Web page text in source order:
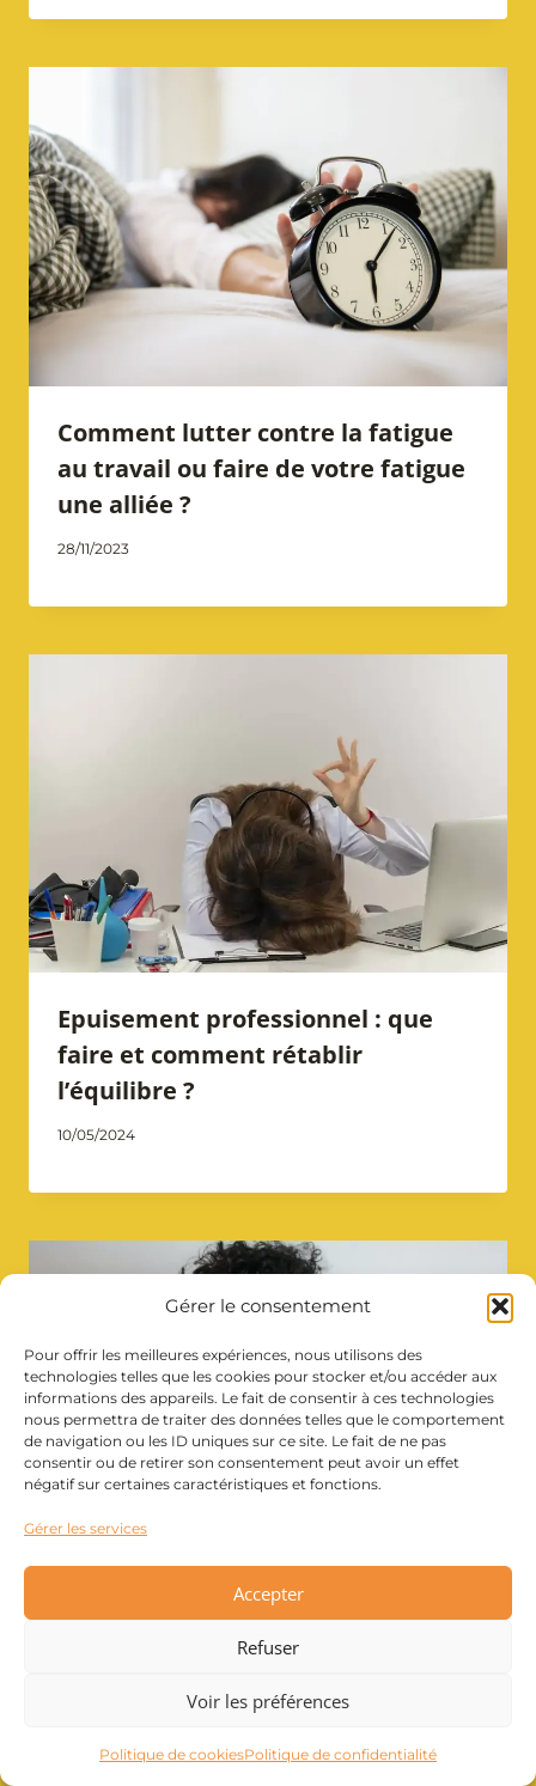
Gérer le consentement
Pour offrir les meilleures expériences, nous utilisons des
technologies telles que les cookies pour stocker et/ou accéder aux
informations des appareils. Le fait de consentir à ces technologies
nous permettra de traiter des données telles que le comportement
de navigation ou les ID uniques sur ce site. Le fait de ne pas
consentir ou de retirer son consentement peut avoir un effet
négatif sur certaines caractéristiques et fonctions.
Gérer les services
Accepter
Refuser
Voir les préférences
Politique de cookiesPolitique de confidentialité
Comment lutter contre la fatigue
au travail ou faire de votre fatigue
une alliée ?
Par
28/11/2023
Epuisement professionnel : que
faire et comment rétablir
l’équilibre ?
Par
10/05/2024
L’importance de poser des limites
pour une vie pro et vie perso
Catherine
Notarangelo